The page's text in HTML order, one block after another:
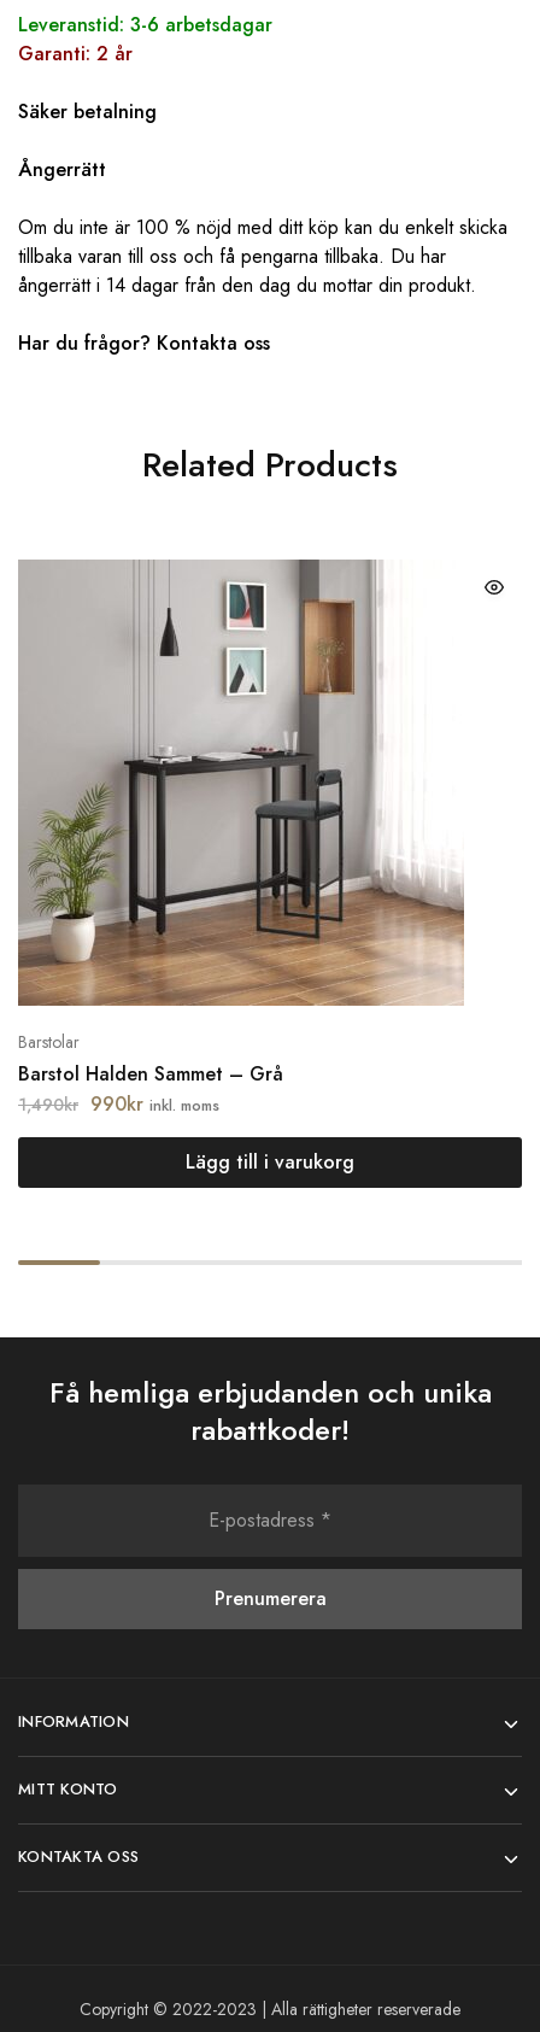
Leveranstid: 3-6 arbetsdagar
Garanti: 2 år
Säker betalning
Ångerrätt
Om du inte är 100 % nöjd med ditt köp kan du enkelt skicka
tillbaka varan till oss och få pengarna tillbaka. Du har
ångerrätt i 14 dagar från den dag du mottar din produkt.
Har du frågor? ‌‌ Kontakta oss
Related Products
Barstolar
Barstol Halden Sammet – Grå
1,490kr 990kr inkl. moms
Lägg till i varukorg
Få hemliga erbjudanden och unika
rabattkoder!
INFORMATION
MITT KONTO
KONTAKTA OSS
Copyright © 2022-2023 | Alla rättigheter reserverade